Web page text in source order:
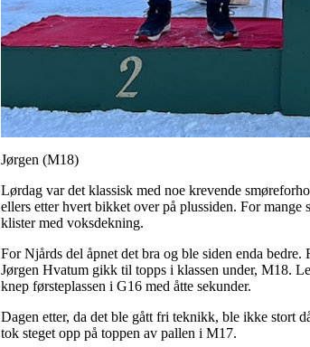
Jørgen (M18)
Lørdag var det klassisk med noe krevende
ellers etter hvert bikket over på plussiden. For
klister med voksdekning.
For Njårds del åpnet det bra og ble siden enda
Jørgen Hvatum gikk til topps i klassen under, M18.
knep førsteplassen i G16 med åtte sekunder.
Dagen etter, da det ble gått fri teknikk, ble ikke stort
tok steget opp på toppen av pallen i M17.